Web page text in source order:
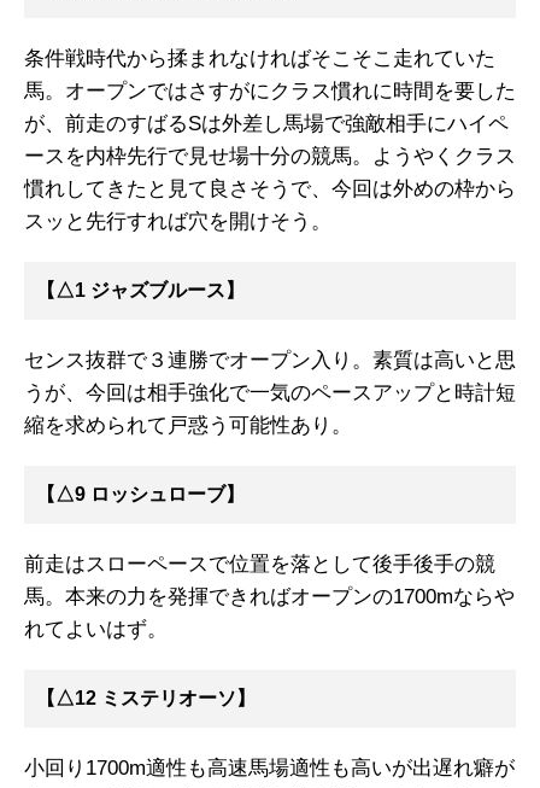
条件戦時代から揉まれなければそこそこ走れていた
馬。オープンではさすがにクラス慣れに時間を要した
が、前走のすばるSは外差し馬場で強敵相手にハイペ
ースを内枠先行で見せ場十分の競馬。ようやくクラス
慣れしてきたと見て良さそうで、今回は外めの枠から
スッと先行すれば穴を開けそう。
【△1 ジャズブルース】
センス抜群で３連勝でオープン入り。素質は高いと思
うが、今回は相手強化で一気のペースアップと時計短
縮を求められて戸惑う可能性あり。
【△9 ロッシュローブ】
前走はスローペースで位置を落として後手後手の競
馬。本来の力を発揮できればオープンの1700mならや
れてよいはず。
【△12 ミステリオーソ】
小回り1700m適性も高速馬場適性も高いが出遅れ癖が